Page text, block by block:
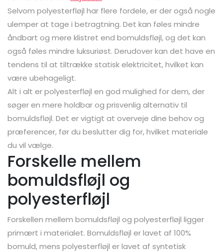
Selvom polyesterfløjl har flere fordele, er der også nogle
ulemper at tage i betragtning. Det kan føles mindre
åndbart og mere klistret end bomuldsfløjl, og det kan
også føles mindre luksuriøst. Derudover kan det have en
tendens til at tiltrække statisk elektricitet, hvilket kan
være ubehageligt.
Alt i alt er polyesterfløjl en god mulighed for dem, der
søger en mere holdbar og prisvenlig alternativ til
bomuldsfløjl. Det er vigtigt at overveje dine behov og
præferencer, før du beslutter dig for, hvilket materiale
du vil vælge.
Forskelle mellem
bomuldsfløjl og
polyesterfløjl
Forskellen mellem bomuldsfløjl og polyesterfløjl ligger
primært i materialet. Bomuldsfløjl er lavet af 100%
bomuld, mens polyesterfløjl er lavet af syntetisk